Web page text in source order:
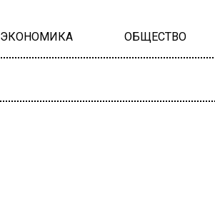
ЭКОНОМИКА ОБЩЕСТВО